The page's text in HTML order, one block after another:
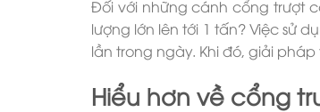
Đối với những cánh cổng trượt
lượng lớn lên tới 1 tấn? Việc sử
lần trong ngày. Khi đó, giải
Hiểu hơn về cổng